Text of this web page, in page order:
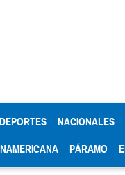
DEPORTES NACIONALES
PÁRAMO